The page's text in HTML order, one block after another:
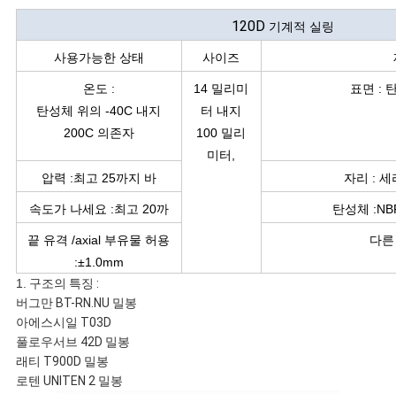
요
이
PRIVACY
POLICY
120D 기계적 실링
사용가능한 상태 사이즈
온도 :
탄성체 위의 -40C 내지
200C 의존자
14 밀리미
터 내지
100 밀리
미터,
표면 :
압력 :최고 25까지 바 자리 : 세
속도가 나세요 :최고 20까
지 초당 미터
탄성체
끝 유격 /axial 부유물 허용
:±1.0mm
다
1. 구조의 특징 :
버그만 BT-RN.NU 밀봉
아에스시일 T03D
풀로우서브 42D 밀봉
래티 T900D 밀봉
로텐 UNITEN 2 밀봉